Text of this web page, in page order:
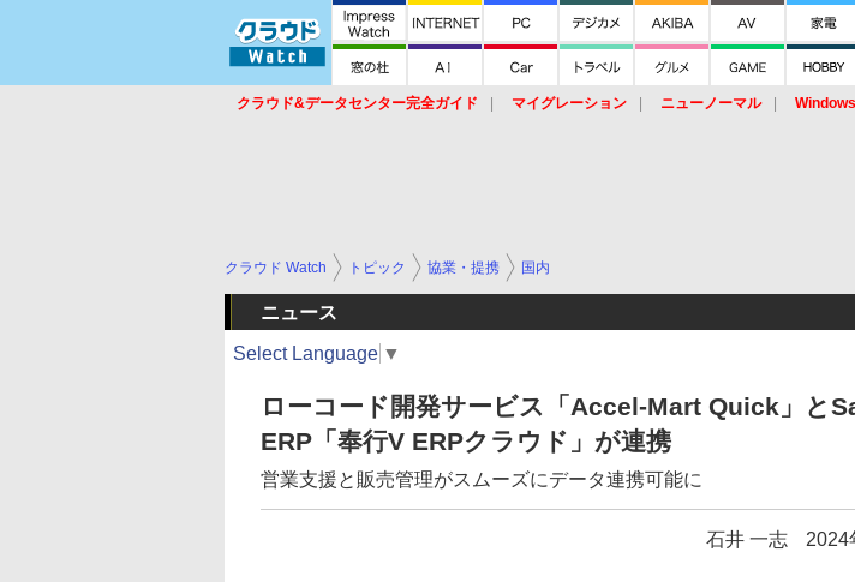
クラウド&データセンター完全ガイド マイグレーション ニューノーマル
クラウド Watch トピック 協業・提携 国内
ニュース
Select Language ▼
ローコード開発サービス「Accel-Mart Quick」と
ERP「奉行V ERPクラウド」が連携
営業支援と販売管理がスムーズにデータ連携可能に
石井 一志 2024